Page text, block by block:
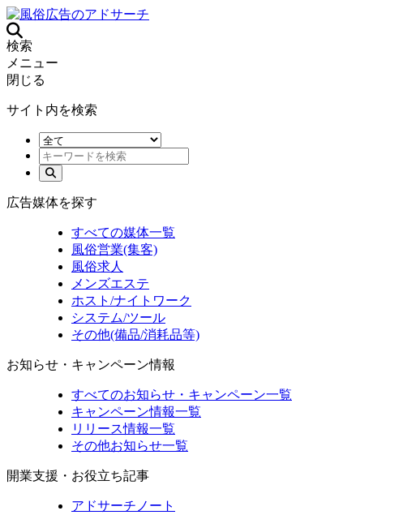
検索
メニュー
閉じる
サイト内を検索
広告媒体を探す
すべての媒体一覧
風俗営業(集客)
風俗求人
メンズエステ
ホスト/ナイトワーク
システム/ツール
その他(備品/消耗品等)
お知らせ・キャンペーン情報
すべてのお知らせ・キャンペーン一覧
キャンペーン情報一覧
リリース情報一覧
その他お知らせ一覧
開業支援・お役立ち記事
アドサーチノート